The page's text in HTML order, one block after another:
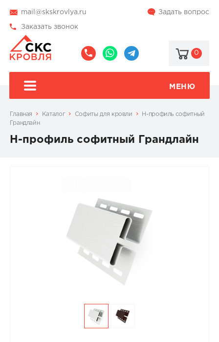
mail@skskrovlya.ru Задать вопрос
Заказать звонок
0
МЕНЮ
Главная Каталог Софиты для кровли
H-профиль софитный
Грандлайн
H-профиль софитный Грандлайн